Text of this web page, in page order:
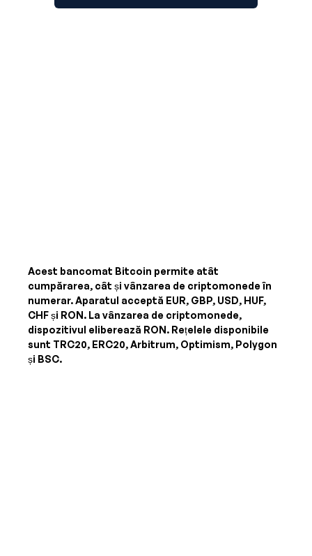
Acest bancomat Bitcoin permite atât
cumpărarea, cât și vânzarea de criptomonede în
numerar. Aparatul acceptă EUR, GBP, USD, HUF,
CHF și RON. La vânzarea de criptomonede,
dispozitivul eliberează RON. Rețelele disponibile
sunt TRC20, ERC20, Arbitrum, Optimism, Polygon
și BSC.